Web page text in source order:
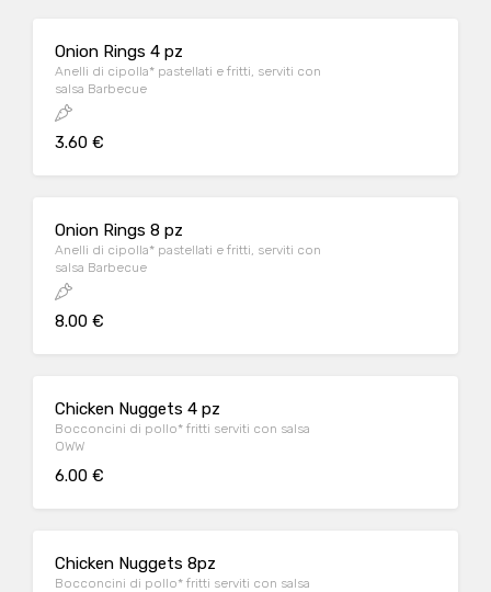
Onion Rings 4 pz
Anelli di cipolla* pastellati e fritti, serviti con
salsa Barbecue
3.60 €
Onion Rings 8 pz
Anelli di cipolla* pastellati e fritti, serviti con
salsa Barbecue
8.00 €
Chicken Nuggets 4 pz
Bocconcini di pollo* fritti serviti con salsa
OWW
6.00 €
Chicken Nuggets 8pz
Bocconcini di pollo* fritti serviti con salsa